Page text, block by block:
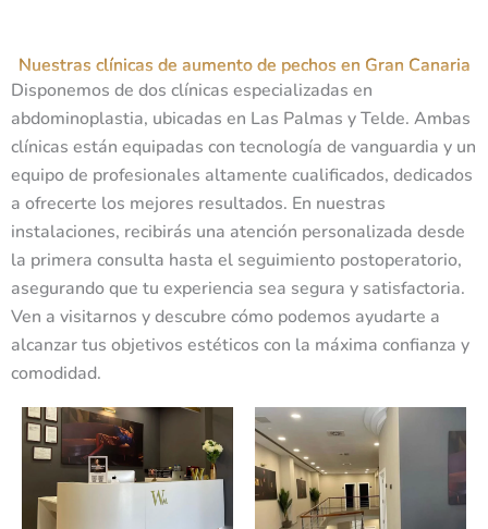
o
c
i
o
n
Nuestras clínicas de aumento de pechos en Gran Canaria
Disponemos de dos clínicas especializadas en
abdominoplastia, ubicadas en Las Palmas y Telde. Ambas
clínicas están equipadas con tecnología de vanguardia y un
equipo de profesionales altamente cualificados, dedicados
a ofrecerte los mejores resultados. En nuestras
instalaciones, recibirás una atención personalizada desde
la primera consulta hasta el seguimiento postoperatorio,
asegurando que tu experiencia sea segura y satisfactoria.
Ven a visitarnos y descubre cómo podemos ayudarte a
alcanzar tus objetivos estéticos con la máxima confianza y
comodidad.